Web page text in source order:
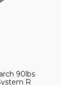
90lbs
R